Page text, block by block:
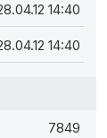
14:40
14:40
7849